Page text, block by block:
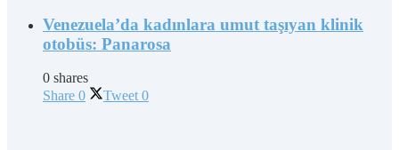
Venezuela’da kadınlara umut taşıyan klinik
otobüs: Panarosa
0 shares
Share 0 Tweet 0